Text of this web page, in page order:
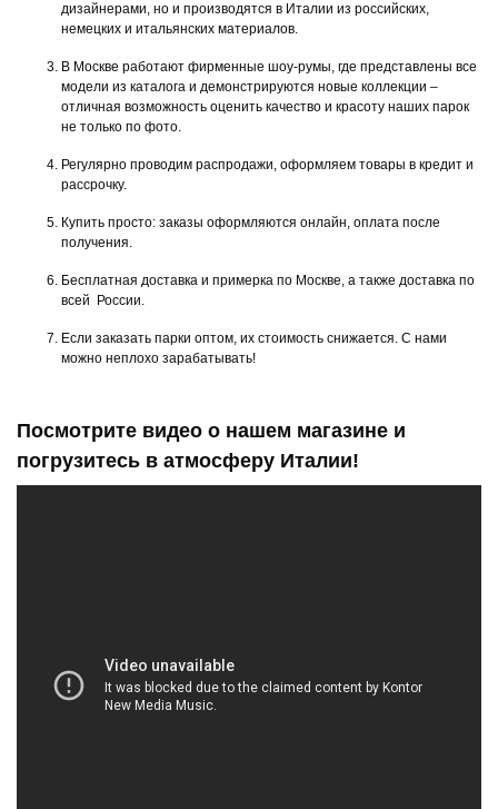
дизайнерами, но и производятся в Италии из российских,
немецких и итальянских материалов.
В Москве работают фирменные шоу-румы, где представлены все
модели из каталога и демонстрируются новые коллекции –
отличная возможность оценить качество и красоту наших парок
не только по фото.
Регулярно проводим распродажи, оформляем товары в кредит и
рассрочку.
Купить просто: заказы оформляются онлайн, оплата после
получения.
Бесплатная доставка и примерка по Москве, а также доставка по
всей России.
Если заказать парки оптом, их стоимость снижается. С нами
можно неплохо зарабатывать!
Посмотрите видео о нашем магазине и
погрузитесь в атмосферу Италии!